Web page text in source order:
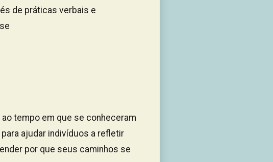
de práticas verbais e
tempo em que se conheceram
ajudar indivíduos a refletir
por que seus caminhos se